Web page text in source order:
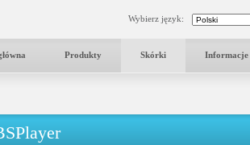
Wybierz język:
Produkty Skórki Informacje